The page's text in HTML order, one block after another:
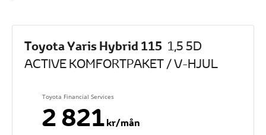
Toyota Yaris Hybrid 115 1,5 5D
ACTIVE KOMFORTPAKET / V-HJUL
Toyota Financial Services
2 821kr/mån